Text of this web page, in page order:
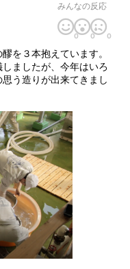
みんなの反応
0 0 0
を３本抱えています。
ましたが、今年はいろ
う造りが出来てきまし